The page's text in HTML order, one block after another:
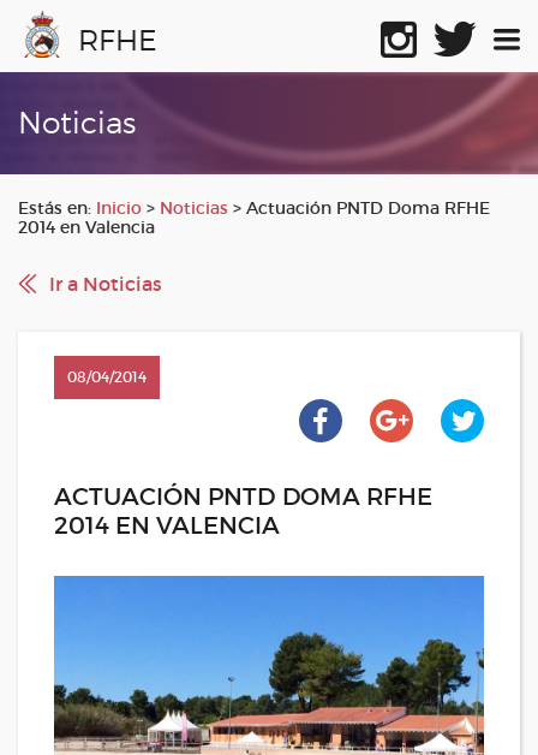
RFHE
Noticias
Estás en: Inicio > Noticias > Actuación PNTD Doma RFHE
2014 en Valencia
Ir a Noticias
08/04/2014
ACTUACIÓN PNTD DOMA RFHE
2014 EN VALENCIA